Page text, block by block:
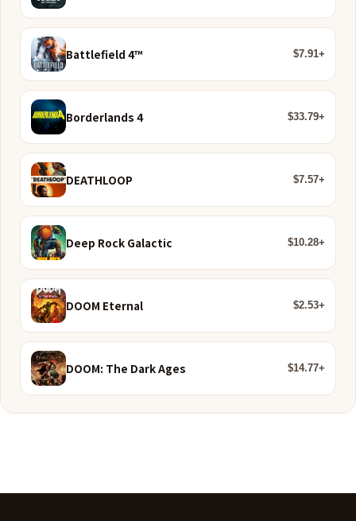
Battlefield 4™ $7.91+
Borderlands 4 $33.79+
DEATHLOOP $7.57+
Deep Rock Galactic $10.28+
DOOM Eternal $2.53+
DOOM: The Dark Ages $14.77+